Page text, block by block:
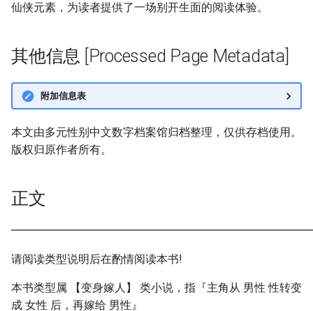
仙侠元素，为读者提供了一场别开生面的阅读体验。
其他信息 [Processed Page Metadata]
附加信息表
本文由多元性别中文数字档案馆归档整理，仅供存档使用。
版权归原作者所有。
正文
请阅读类型说明后在酌情阅读本书!
本书类型属 【变身嫁人】 类小说，指『主角从 男性 性转变
成 女性 后，再嫁给 男性』